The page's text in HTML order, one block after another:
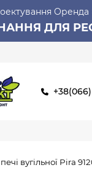
Оренда
ДЛЯ
вугільної Pira